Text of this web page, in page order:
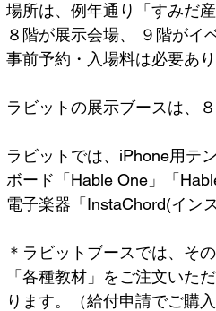
場所は、例年通り「すみだ
８階が展示会場、 ９階がイ
事前予約・入場料は必要あり
ラビットの展示ブースは、
ラビットでは、iPhone用テ
ボード「Hable One」「
電子楽器「InstaChord(イン
＊ラビットブースでは、そ
「各種教材」をご注文いた
ります。（給付申請でご購